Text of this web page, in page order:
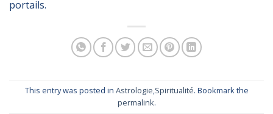
portails.
This entry was posted in Astrologie,Spiritualité. Bookmark the
permalink.